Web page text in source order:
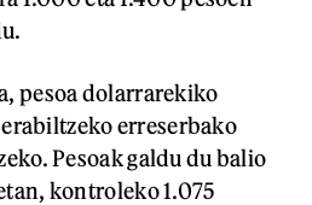
pesoa dolarrarekiko
erreserbako
Pesoak galdu du balio
kontroleko 1.075